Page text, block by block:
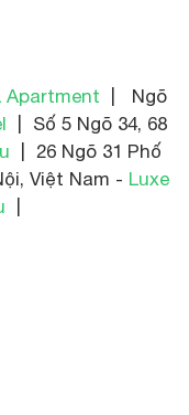
Apartment | Ngõ
| Số 5 Ngõ 34, 68
| 26 Ngõ 31 Phố
Việt Nam - Luxe